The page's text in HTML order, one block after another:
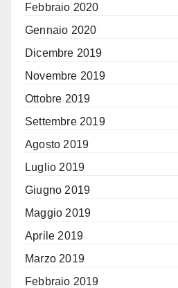
Febbraio 2020
Gennaio 2020
Dicembre 2019
Novembre 2019
Ottobre 2019
Settembre 2019
Agosto 2019
Luglio 2019
Giugno 2019
Maggio 2019
Aprile 2019
Marzo 2019
Febbraio 2019